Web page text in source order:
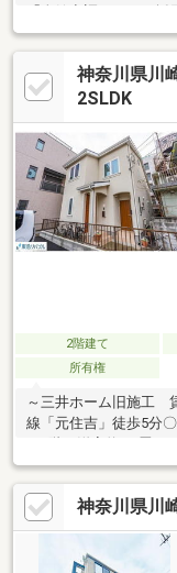
〇屋根遮熱仕様（ダブ
2.6mの天井高、全方
ング無垢材使用（1階
ゼット）は1階に約4.9
キッチン 開放感とデ
ワイト×ゴールド」仕
神奈川県川
2SLDK
2階建て
所有権
～三井ホーム旧施工
線「元住吉」徒歩5分
料収入：1 200 000円1
用可能です。※2ＳＬＤ
の賃料収入を得ること
き現賃貸借契約の引
34.09㎡1、2階自己利
神奈川県川